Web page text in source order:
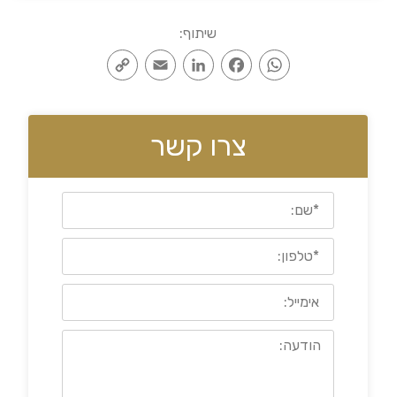
שיתוף:
WhatsApp
Facebook
LinkedIn
Email
צרו קשר